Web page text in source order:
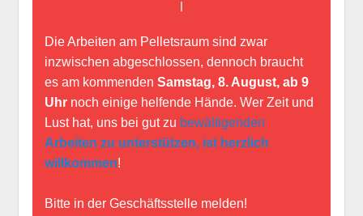
Die Arbeiten am Pelletsraum sind zwar
inzwischen abgeschlossen, dennoch braucht
es am kommendenSamstag, 8. August, ab 9
Uhr noch einige helfende Hände. Wer Zeit und
Lust hat, uns bei gut zu bewältigenden
Arbeiten zu unterstützen, ist herzlich
willkommen!
Bitte in der Geschäftsstelle melden!